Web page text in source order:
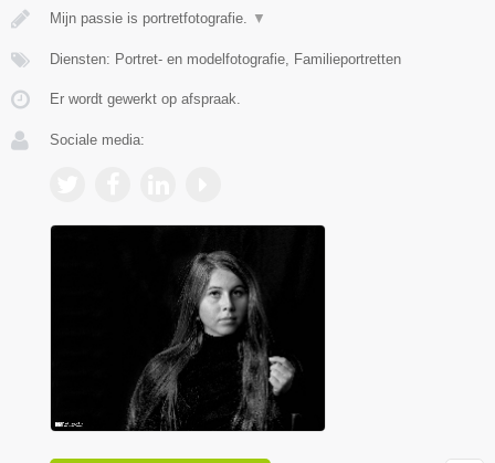
Mijn passie is portretfotografie. ▼
Diensten: Portret- en modelfotografie, Familieportretten
Er wordt gewerkt op afspraak.
Sociale media: